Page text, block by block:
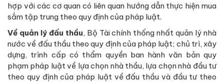
hợp với các cơ quan có liên quan hướng dẫn thực hiện mua
sắm tập trung theo quy định của pháp luật.
Về quản lý đấu thầu, Bộ Tài chính thống nhất quản lý nhà
nước về đấu thầu theo quy định của pháp luật; chủ trì, xây
dựng, trình cấp có thẩm quyền ban hành văn bản quy
phạm pháp luật về lựa chọn nhà thầu, lựa chọn nhà đầu tư
theo quy định của pháp luật về đấu thầu và đầu tư theo